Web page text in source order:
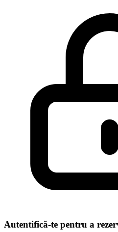
Autentifică-te pentru a